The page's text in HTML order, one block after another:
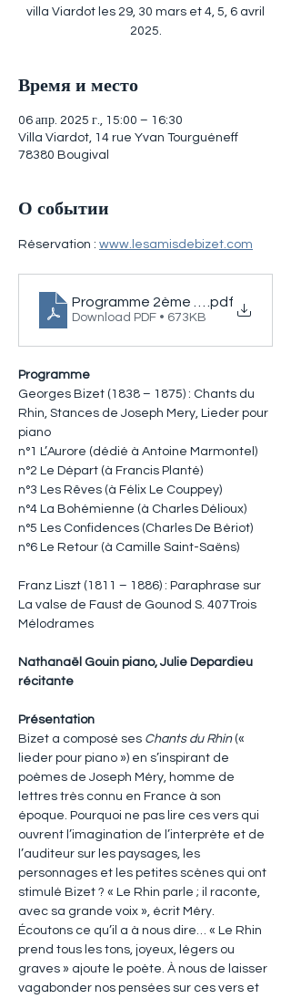
villa Viardot les 29, 30 mars et 4, 5, 6 avril
Время и место
06 апр. 2025 г., 15:00 – 16:30
Villa Viardot, 14 rue Yvan Tourguéneff
78380 Bougival
О событии
Réservation : www.lesamisdebizet.com
Programme 2ème festival
.pdf
Download PDF • 673KB
Programme
Georges Bizet (1838 – 1875) : Chants du
Rhin, Stances de Joseph Mery, Lieder pour
piano
n°1 L’Aurore (dédié à Antoine Marmontel)
n°2 Le Départ (à Francis Planté)
n°3 Les Rêves (à Félix Le Couppey)
n°4 La Bohémienne (à Charles Délioux)
n°5 Les Confidences (Charles De Bériot)
n°6 Le Retour (à Camille Saint-Saëns)
Franz Liszt (1811 – 1886) : Paraphrase sur
La valse de Faust de Gounod S. 407Trois
Mélodrames
Nathanaël Gouin piano, Julie Depardieu
récitante
Présentation
Bizet a composé ses Chants du Rhin («
lieder pour piano ») en s’inspirant de
poèmes de Joseph Méry, homme de
lettres très connu en France à son
époque. Pourquoi ne pas lire ces vers qui
ouvrent l’imagination de l’interprète et de
l’auditeur sur les paysages, les
personnages et les petites scènes qui ont
stimulé Bizet ? « Le Rhin parle ; il raconte,
avec sa grande voix », écrit Méry.
Écoutons ce qu’il a à nous dire… « Le Rhin
prend tous les tons, joyeux, légers ou
graves » ajoute le poète. À nous de laisser
vagabonder nos pensées sur ces vers et